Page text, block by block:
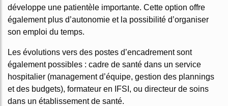
développe une patientèle importante. Cette option offre
également plus d’autonomie et la possibilité d’organiser
son emploi du temps.
Les évolutions vers des postes d’encadrement sont
également possibles : cadre de santé dans un service
hospitalier (management d’équipe, gestion des plannings
et des budgets), formateur en IFSI, ou directeur de soins
dans un établissement de santé.